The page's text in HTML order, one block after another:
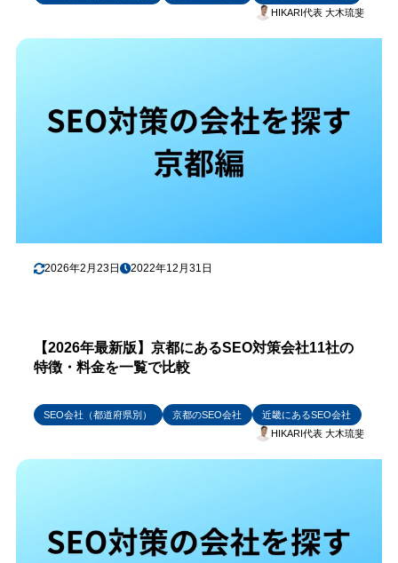
HIKARI代表 大木琉斐
2026年2月23日 2022年12月31日
【2026年最新版】京都にあるSEO対策会社11社の
特徴・料金を一覧で比較
SEO会社（都道府県別） 京都のSEO会社
近畿にあるSEO会社
HIKARI代表 大木琉斐